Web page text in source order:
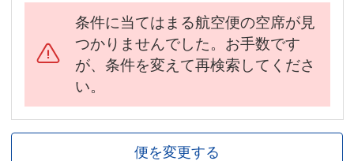
条件に当てはまる航空便の空席が見
つかりませんでした。お手数です
が、条件を変えて再検索してくださ
い。
便を変更する